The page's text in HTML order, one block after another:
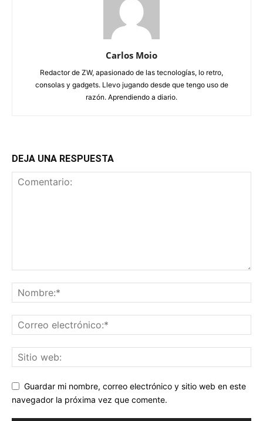
Carlos Moio
Redactor de ZW, apasionado de las tecnologías, lo retro,
consolas y gadgets. Llevo jugando desde que tengo uso de
razón. Aprendiendo a diario.
DEJA UNA RESPUESTA
Guardar mi nombre, correo electrónico y sitio web en este
navegador la próxima vez que comente.